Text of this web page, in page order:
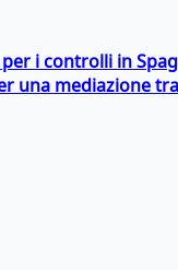
i controlli in
una mediazione